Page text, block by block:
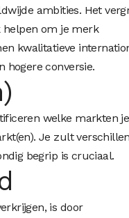
ambities. Het
helpen om je merk
kwalitatieve
hogere conversie.
welke markten
Je zult
begrip is cruciaal.
is door